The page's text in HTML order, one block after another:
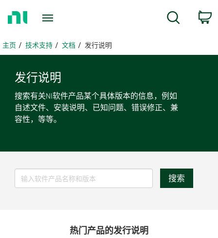
页主页 技术支持 文档 发行说明
发行说明
搜索有关NI软件产品某个具体版本的信息，例如
自述文件、安装说明、已知问题、错误修正、兼
容性，等等。
搜索
热门产品的发行说明